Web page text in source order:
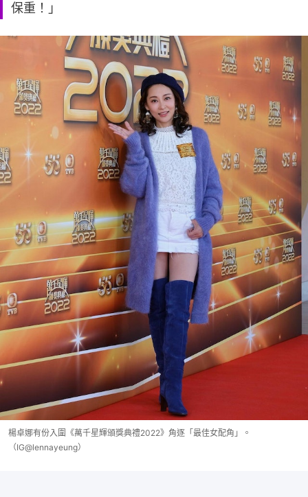
保重！」
楊卓娜有份入圍《萬千星輝頒獎典禮2022》角逐「最佳女配角」。
（IG@lennayeung）